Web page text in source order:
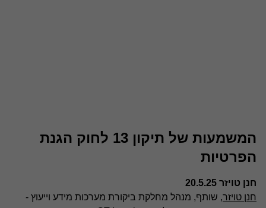
המשמעות של תיקון 13 לחוק הגנת
הפרטיות
חנן טויזר 20.5.25
חנן טויזר, שותף, מנהל מחלקת ביקורת מערכות מידע וייעוץ -